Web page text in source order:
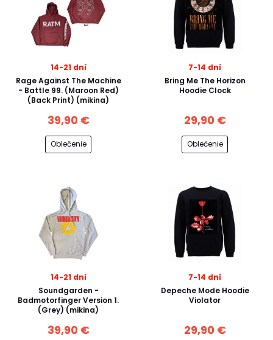
14-21 dní
Rage Against The Machine
- Battle 99. (Maroon Red)
(Back Print) (mikina)
39,90 €
Oblečenie
7-14 dní
Bring Me The Horizon
Hoodie Clock
29,90 €
Oblečenie
14-21 dní
Soundgarden -
Badmotorfinger Version 1.
(Grey) (mikina)
39,90 €
7-14 dní
Depeche Mode Hoodie
Violator
29,90 €